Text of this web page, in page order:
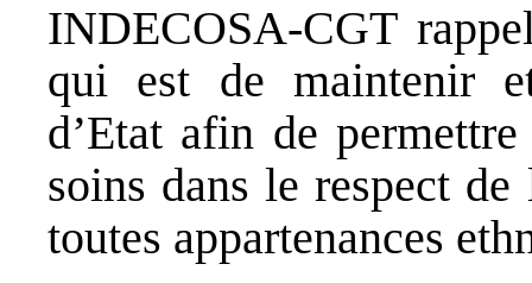
INDECOSA-CGT
qui est de maintenir
d’Etat afin de
soins dans le respect
toutes appartenances